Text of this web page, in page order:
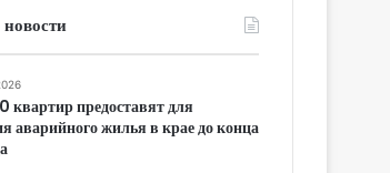
квартир предоставят для
аварийного жилья в крае до конца